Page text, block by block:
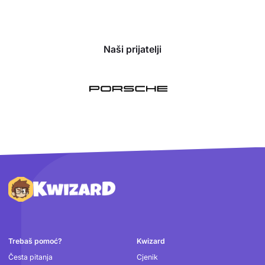
Naši prijatelji
Podnožje
Trebaš pomoć?
Česta pitanja
Kwizard
Cjenik